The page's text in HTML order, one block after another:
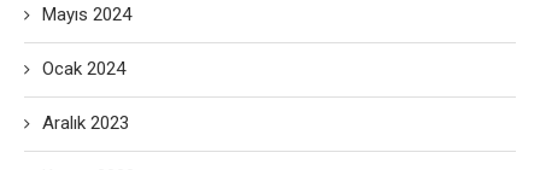
Mayıs 2024
Ocak 2024
Aralık 2023